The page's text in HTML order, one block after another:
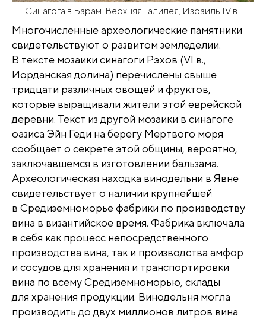
Синагога в Барам. Верхняя Галилея, Израиль IV в.
Многочисленные археологические памятники
свидетельствуют о развитом земледелии.
В тексте мозаики синагоги Рэхов (VI в.,
Иорданская долина) перечислены свыше
тридцати различных овощей и фруктов,
которые выращивали жители этой еврейской
деревни. Текст из другой мозаики в синагоге
оазиса Эйн Геди на берегу Мертвого моря
сообщает о секрете этой общины, вероятно,
заключавшемся в изготовлении бальзама.
Археологическая находка винодельни в Явне
свидетельствует о наличии крупнейшей
в Средиземноморье фабрики по производству
вина в византийское время. Фабрика включала
в себя как процесс непосредственного
производства вина, так и производства амфор
и сосудов для хранения и транспортировки
вина по всему Средиземноморью, склады
для хранения продукции. Винодельня могла
производить до двух миллионов литров вина